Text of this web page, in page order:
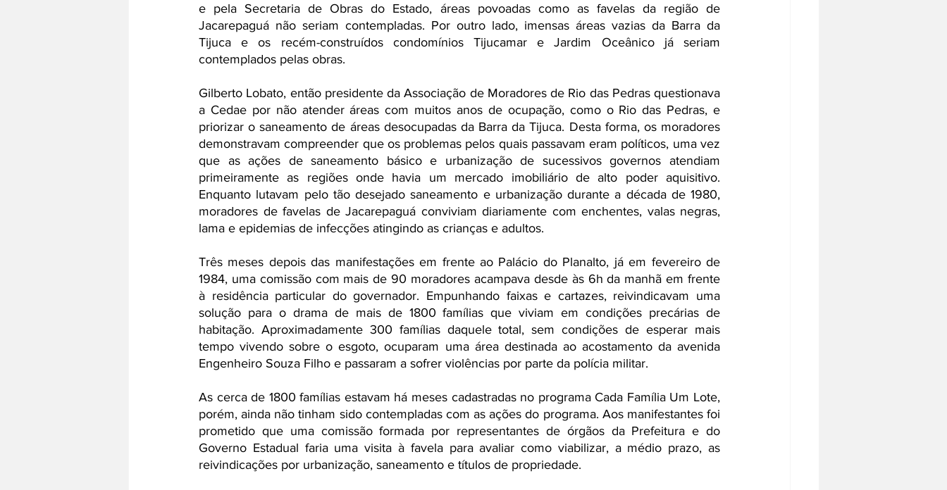
e pela Secretaria de Obras do Estado, áreas povoadas como as favelas da região de
Jacarepaguá não seriam contempladas. Por outro lado, imensas áreas vazias da Barra da
Tijuca e os recém-construídos condomínios Tijucamar e Jardim Oceânico já seriam
contemplados pelas obras.
Gilberto Lobato, então presidente da Associação de Moradores de Rio das Pedras questionava
a Cedae por não atender áreas com muitos anos de ocupação, como o Rio das Pedras, e
priorizar o saneamento de áreas desocupadas da Barra da Tijuca. Desta forma, os moradores
demonstravam compreender que os problemas pelos quais passavam eram políticos, uma vez
que as ações de saneamento básico e urbanização de sucessivos governos atendiam
primeiramente as regiões onde havia um mercado imobiliário de alto poder aquisitivo.
Enquanto lutavam pelo tão desejado saneamento e urbanização durante a década de 1980,
moradores de favelas de Jacarepaguá conviviam diariamente com enchentes, valas negras,
lama e epidemias de infecções atingindo as crianças e adultos.
Três meses depois das manifestações em frente ao Palácio do Planalto, já em fevereiro de
1984, uma comissão com mais de 90 moradores acampava desde às 6h da manhã em frente
à residência particular do governador. Empunhando faixas e cartazes, reivindicavam uma
solução para o drama de mais de 1800 famílias que viviam em condições precárias de
habitação. Aproximadamente 300 famílias daquele total, sem condições de esperar mais
tempo vivendo sobre o esgoto, ocuparam uma área destinada ao acostamento da avenida
Engenheiro Souza Filho e passaram a sofrer violências por parte da polícia militar.
As cerca de 1800 famílias estavam há meses cadastradas no programa Cada Família Um Lote,
porém, ainda não tinham sido contempladas com as ações do programa. Aos manifestantes foi
prometido que uma comissão formada por representantes de órgãos da Prefeitura e do
Governo Estadual faria uma visita à favela para avaliar como viabilizar, a médio prazo, as
reivindicações por urbanização, saneamento e títulos de propriedade.